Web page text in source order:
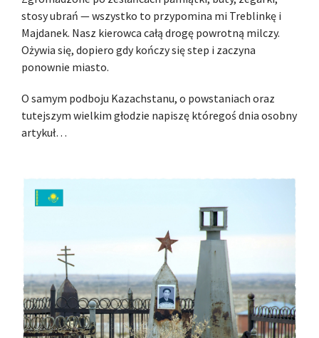
stosy ubrań — wszystko to przypomina mi Treblinkę i
Majdanek. Nasz kierowca całą drogę powrotną milczy.
Ożywia się, dopiero gdy kończy się step i zaczyna
ponownie miasto.
O samym podboju Kazachstanu, o powstaniach oraz
tutejszym wielkim głodzie napiszę któregoś dnia osobny
artykuł…